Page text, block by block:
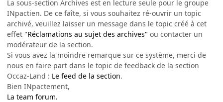
La sous-section Archives est en lecture seule pour le groupe
INpactien. De ce faîte, si vous souhaitez ré-ouvrir un topic
archivé, veuillez laisser un message dans le topic créé à cet
effet "Réclamations au sujet des archives" ou contacter un
modérateur de la section.
Si vous avez la moindre remarque sur ce système, merci de
nous en faire part dans le topic de feedback de la section
Occaz-Land : Le feed de la section.
Bien INpactement,
La team forum.